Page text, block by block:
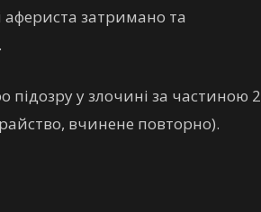
затримано та
підозру у злочині за частиною 2
вчинене повторно).